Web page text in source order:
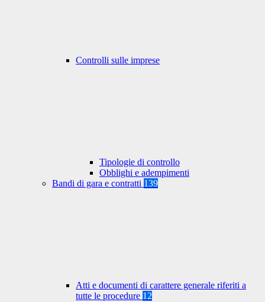
Controlli sulle imprese
Tipologie di controllo
Obblighi e adempimenti
Bandi di gara e contratti 139
Atti e documenti di carattere generale riferiti a
tutte le procedure 12